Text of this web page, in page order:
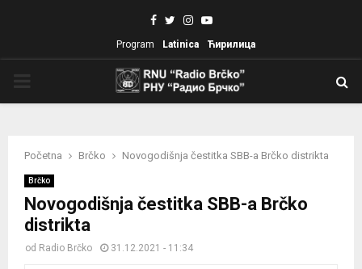
Facebook
TwitterInstagram
Youtube
Program Latinica Ћирилица
Početna Brčko Novogodišnja čestitka SBB-a Brčko distrikta
Brčko
Novogodišnja čestitka SBB-a Brčko
distrikta
od Radio Brčko 31.12.2021 - 11:34